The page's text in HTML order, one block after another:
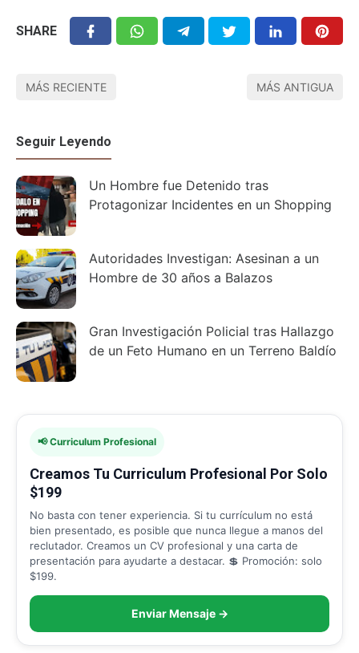
SHARE
MÁS RECIENTE MÁS ANTIGUA
Seguir Leyendo
Un Hombre fue Detenido tras
Protagonizar Incidentes en un Shopping
Autoridades Investigan: Asesinan a un
Hombre de 30 años a Balazos
Gran Investigación Policial tras Hallazgo
de un Feto Humano en un Terreno Baldío
📢 Curriculum Profesional
Creamos Tu Curriculum Profesional Por Solo
$199
No basta con tener experiencia. Si tu currículum no está
bien presentado, es posible que nunca llegue a manos del
reclutador. Creamos un CV profesional y una carta de
presentación para ayudarte a destacar. 💲 Promoción: solo
$199.
Enviar Mensaje →